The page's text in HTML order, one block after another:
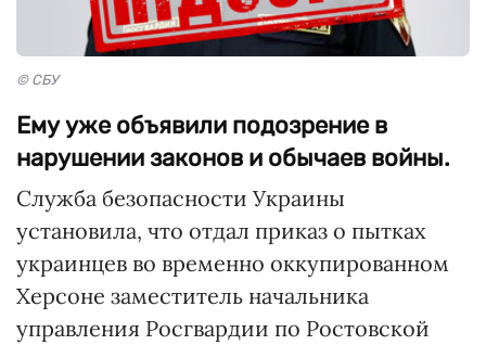
© СБУ
Ему уже объявили подозрение в
нарушении законов и обычаев войны.
Служба безопасности Украины
установила, что отдал приказ о пытках
украинцев во временно оккупированном
Херсоне заместитель начальника
управления Росгвардии по Ростовской